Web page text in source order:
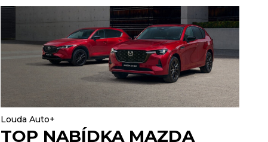
Louda Auto+
TOP NABÍDKA MAZDA